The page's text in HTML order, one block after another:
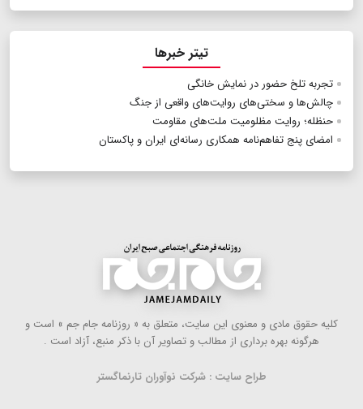
تیتر خبرها
تجربه تلخ حضور در نمایش خانگی
چالش‌ها و سختی‌های روایت‌های واقعی از جنگ
حنظله؛ روایت مظلومیت ملت‌های مقاومت
امضای پنج تفاهم‌نامه همکاری رسانه‌ای ایران و پاکستان
كلیه حقوق مادی و معنوی این سایت، متعلق به « روزنامه جام جم » است و
هرگونه بهره ‌برداری از مطالب و تصاویر آن با ذكر منبع، آزاد است .
طراح سایت : شرکت نوآوران تارنماگستر